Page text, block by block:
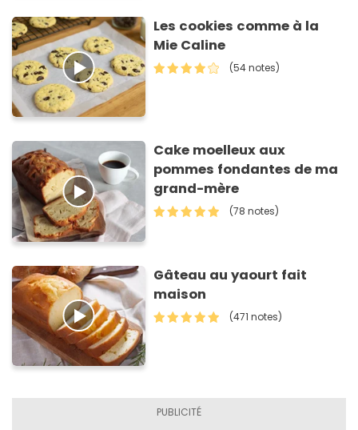
Les cookies comme à la
Mie Caline
(54 notes)
Cake moelleux aux
pommes fondantes de ma
grand-mère
(78 notes)
Gâteau au yaourt fait
maison
(471 notes)